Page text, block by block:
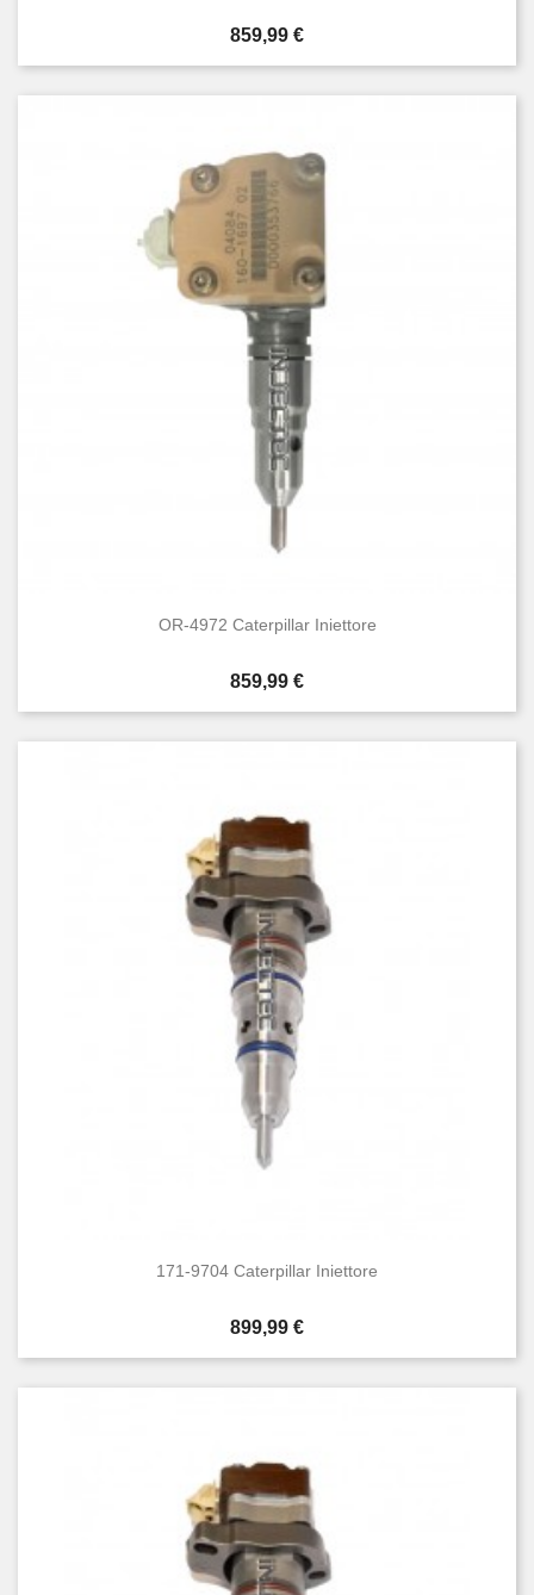
Prezzo
859,99 €
OR-4972 Caterpillar Iniettore
Prezzo
859,99 €
171-9704 Caterpillar Iniettore
Prezzo
899,99 €